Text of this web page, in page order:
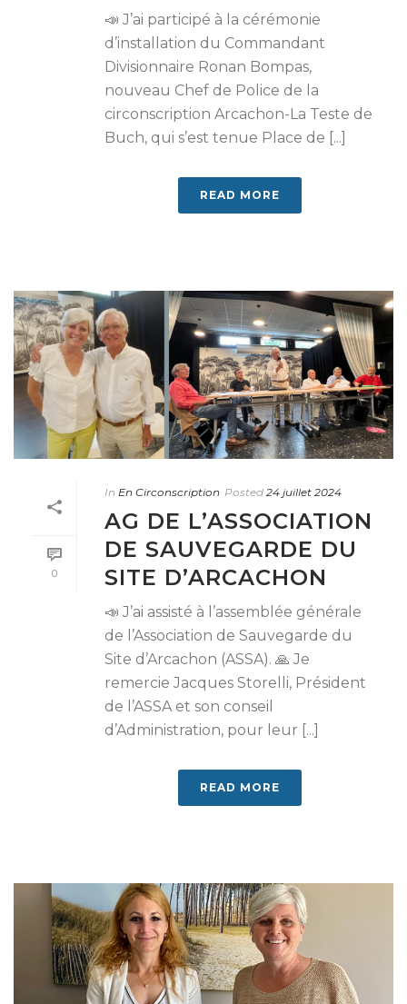
📣 J’ai participé à la cérémonie
d’installation du Commandant
Divisionnaire Ronan Bompas,
nouveau Chef de Police de la
circonscription Arcachon-La Teste de
Buch, qui s’est tenue Place de [...]
READ MORE
0
In En Circonscription Posted 24 juillet 2024
AG DE L’ASSOCIATION
DE SAUVEGARDE DU
SITE D’ARCACHON
📣 J’ai assisté à l’assemblée générale
de l’Association de Sauvegarde du
Site d’Arcachon (ASSA). 🙏 Je
remercie Jacques Storelli, Président
de l’ASSA et son conseil
d’Administration, pour leur [...]
READ MORE